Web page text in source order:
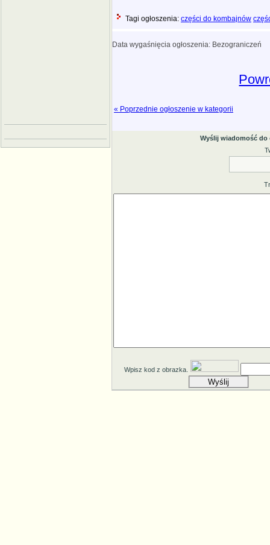
Tagi ogłoszenia: części do kombajnów
Data wygaśnięcia ogłoszenia: Bezograniczeń
« Poprzednie ogłoszenie w kategorii
Wyślij wiadomość
Wpisz kod z obrazka.